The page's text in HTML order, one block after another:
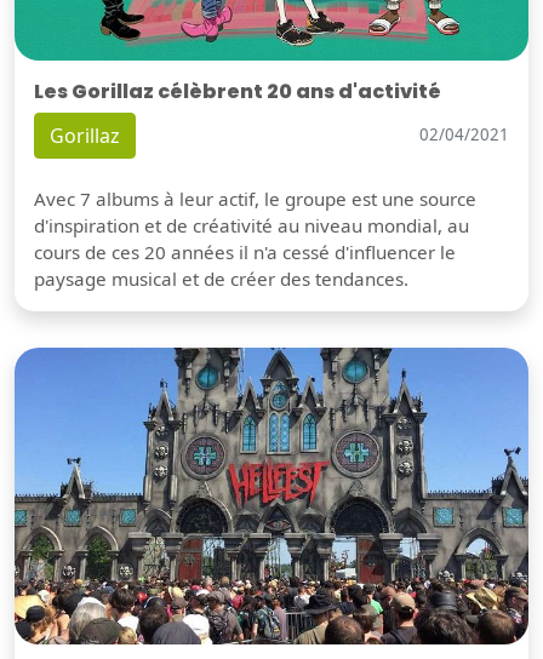
Les Gorillaz célèbrent 20 ans d'activité
Gorillaz 02/04/2021
Avec 7 albums à leur actif, le groupe est une source
d'inspiration et de créativité au niveau mondial, au
cours de ces 20 années il n'a cessé d'influencer le
paysage musical et de créer des tendances.